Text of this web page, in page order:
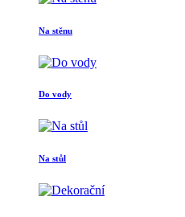
Na stěnu
Do vody
Na stůl